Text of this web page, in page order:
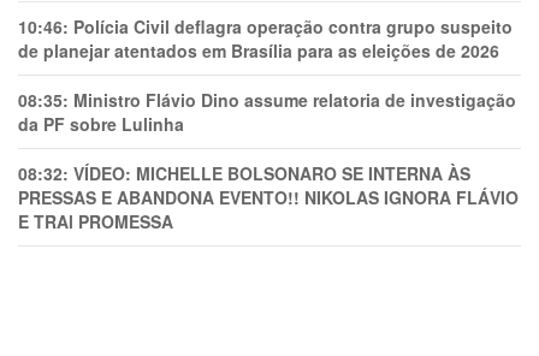
10:46: Polícia Civil deflagra operação contra grupo suspeito
de planejar atentados em Brasília para as eleições de 2026
08:35: Ministro Flávio Dino assume relatoria de investigação
da PF sobre Lulinha
08:32: VÍDEO: MICHELLE BOLSONARO SE INTERNA ÀS
PRESSAS E ABANDONA EVENTO!! NIKOLAS IGNORA FLÁVIO
E TRAl PROMESSA